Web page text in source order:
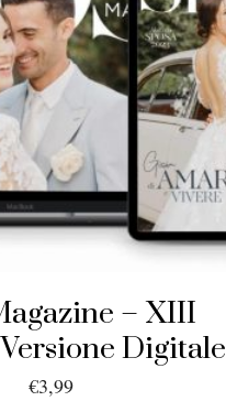
– XIII
Digitale
€3,99